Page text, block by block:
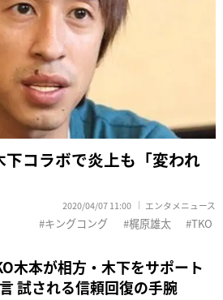
下コラボで炎上も「変われ
2020/04/07 11:00 エンタメニュース
キングコング 梶原雄太 TKO
木本が相方・木下をサポート
試される信頼回復の手腕